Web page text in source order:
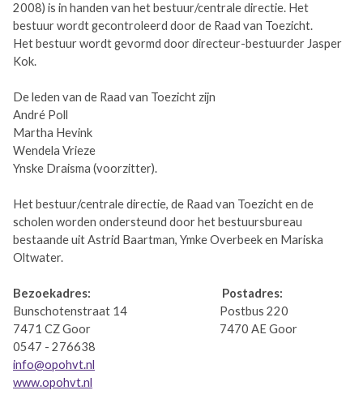
2008) is in handen van het bestuur/centrale directie. Het
bestuur wordt gecontroleerd door de Raad van Toezicht.
Het bestuur wordt gevormd door directeur-bestuurder Jasper
Kok.
De leden van de Raad van Toezicht zijn
André Poll
Martha Hevink
Wendela Vrieze
Ynske Draisma (voorzitter).
Het bestuur/centrale directie, de Raad van Toezicht en de
scholen worden ondersteund door het bestuursbureau
bestaande uit Astrid Baartman, Ymke Overbeek en Mariska
Oltwater.
Bezoekadres:
Postadres:
Bunschotenstraat 14 Postbus 220
7471 CZ Goor 7470 AE Goor
0547 - 276638
info@opohvt.nl
www.opohvt.nl